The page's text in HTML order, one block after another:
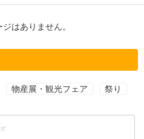
はありません。
物産展・観光フェア 祭り
ど